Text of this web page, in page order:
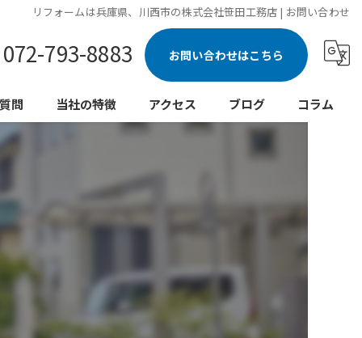
リフォームは兵庫県、川西市の株式会社笹田工務店 | お問い合わせ
072-793-8883 お問い合わせはこちら
問 当社の特徴
水回り
リノベーション
アクセス ブログ コラム